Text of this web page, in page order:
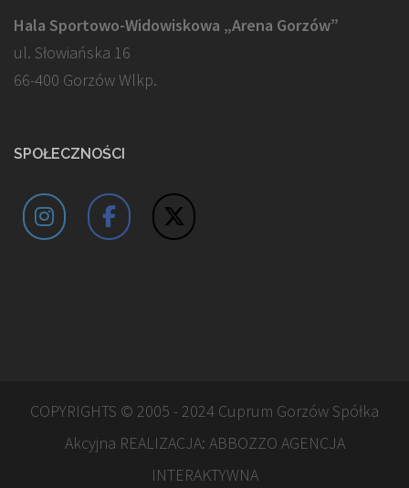
Hala Sportowo-Widowiskowa „Arena Gorzów”
ul. Słowiańska 16
66-400 Gorzów Wlkp.
SPOŁECZNOŚCI
COPYRIGHTS © 2005 - 2024 Cuprum Gorzów Spółka
Akcyjna REALIZACJA: ABBOZZO AGENCJA
INTERAKTYWNA